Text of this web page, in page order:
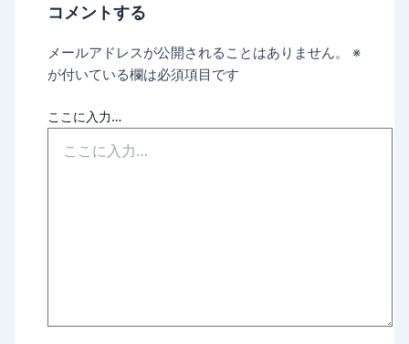
コメントする
メールアドレスが公開されることはありません。
※
が付いている欄は必須項目です
ここに入力…